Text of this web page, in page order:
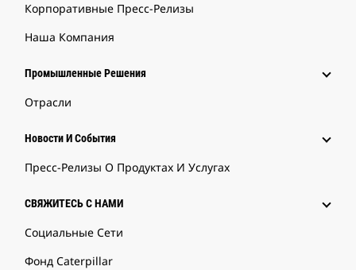
Корпоративные Пресс-Релизы
Наша Компания
Промышленные Решения
Отрасли
Новости И События
Пресс-Релизы О Продуктах И Услугах
СВЯЖИТЕСЬ С НАМИ
Социальные Сети
Фонд Caterpillar